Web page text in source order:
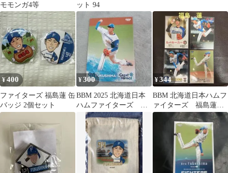
モモンガ4等
ット 94
¥400
ファイターズ 福島蓮 缶
バッジ 2個セット
¥300
BBM 2025 北海道日本
ハムファイターズ 福
島蓮
¥344
BBM 北海道日本ハムフ
ァイターズ 福島蓮選
手 カードセット